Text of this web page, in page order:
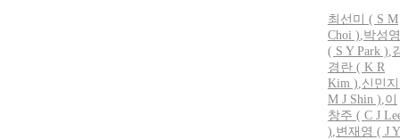
최선미 ( S M
Choi ),박성영
( S Y Park ),
경란 ( K R
Kim ),신민
M J Shin ),이
창주 ( C J
),변재영 ( J Y